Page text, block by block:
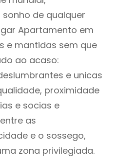
de qualquer
Apartamento em
e mantidas sem que
ao acaso:
e unicas
proximidade
e socias e
as
e o sossego,
zona privilegiada.